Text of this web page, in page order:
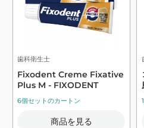
歯科衛生士
Fixodent Creme Fixative
Plus M - FIXODENT
6個セットのカートン
商品を見る